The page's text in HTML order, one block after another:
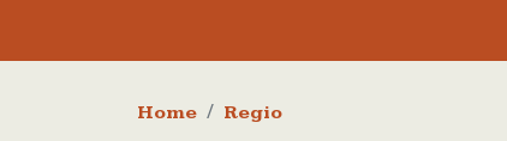
Kruimelpad
Home Regio